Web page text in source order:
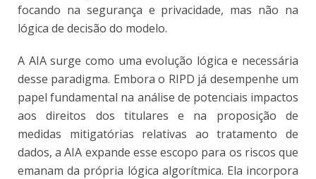
focando na segurança e privacidade, mas não na
lógica de decisão do modelo.
A AIA surge como uma evolução lógica e necessária
desse paradigma. Embora o RIPD já desempenhe um
papel fundamental na análise de potenciais impactos
aos direitos dos titulares e na proposição de
medidas mitigatórias relativas ao tratamento de
dados, a AIA expande esse escopo para os riscos que
emanam da própria lógica algorítmica. Ela incorpora